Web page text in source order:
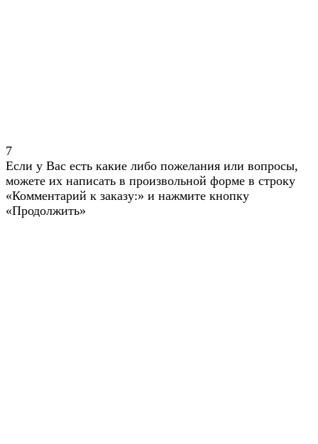
7
Если у Вас есть какие либо пожелания или вопросы,
можете их написать в произвольной форме в строку
«Комментарий к заказу:» и нажмите кнопку
«Продолжить»